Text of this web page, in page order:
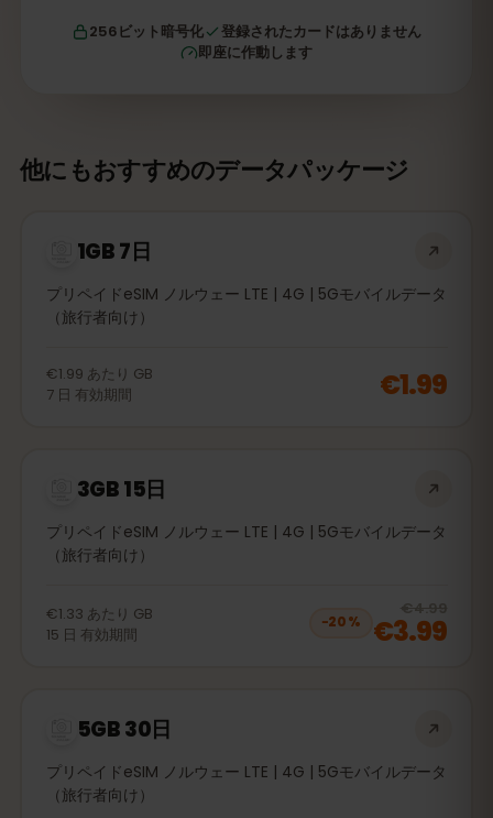
256ビット暗号化
登録されたカードはありません
即座に作動します
他にもおすすめのデータパッケージ
1GB 7日
プリペイドeSIM ノルウェー LTE | 4G | 5Gモバイルデータ
（旅行者向け）
€1.99 あたり GB
7 日 有効期間 €1.99
3GB 15日
プリペイドeSIM ノルウェー LTE | 4G | 5Gモバイルデータ
（旅行者向け）
€1.33 あたり GB
15 日 有効期間
−20%
€4.99
€3.99
5GB 30日
プリペイドeSIM ノルウェー LTE | 4G | 5Gモバイルデータ
（旅行者向け）